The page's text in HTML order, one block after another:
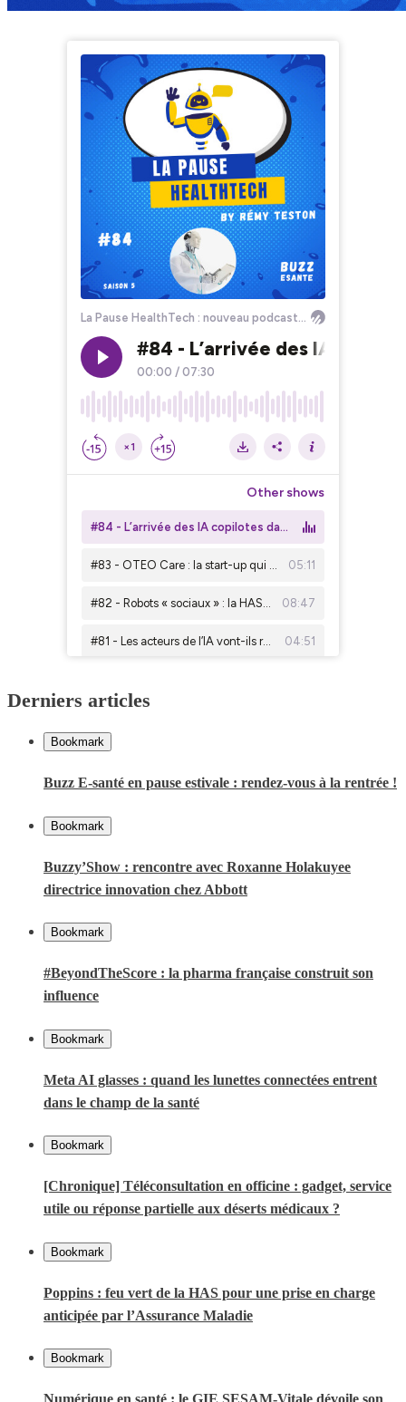
Derniers articles
Bookmark
Buzz E-santé en pause estivale : rendez-vous à la rentrée !
Bookmark
Buzzy’Show : rencontre avec Roxanne Holakuyee
directrice innovation chez Abbott
Bookmark
#BeyondTheScore : la pharma française construit son
influence
Bookmark
Meta AI glasses : quand les lunettes connectées entrent
dans le champ de la santé
Bookmark
[Chronique] Téléconsultation en officine : gadget, service
utile ou réponse partielle aux déserts médicaux ?
Bookmark
Poppins : feu vert de la HAS pour une prise en charge
anticipée par l’Assurance Maladie
Bookmark